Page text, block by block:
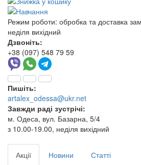
Режим роботи: обробка та доставка
неділя вихідний
Дзвоніть:
+38 (097) 548 79 59
Пишіть:
artalex_odessa@ukr.net
Завжди раді зустрічі:
м. Одеса, вул. Базарна, 5/4
з 10.00-19.00, неділя вихідний
Акції Новини
Статті